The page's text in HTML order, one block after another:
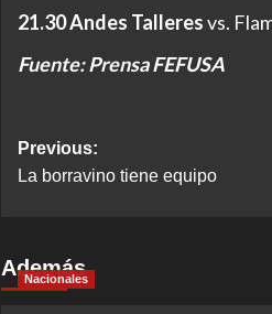
21.30 Andes Talleresvs.
Fuente: Prensa FEFUSA
Post
navigation
Previous:
La borravino tiene equipo
Además
Nacionales